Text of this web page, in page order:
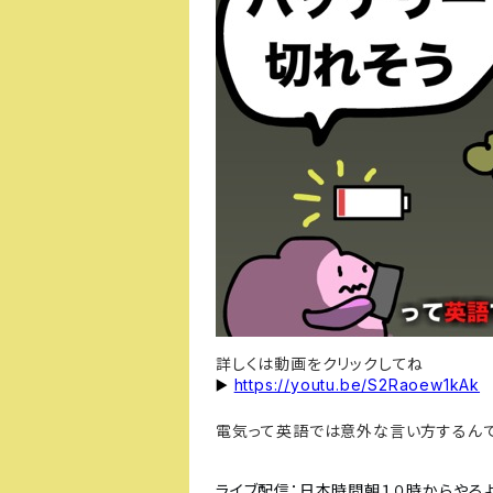
詳しくは動画をクリックしてね
▶️ https://youtu.be/S2Raoew1kAk
電気って英語では意外な言い方するん